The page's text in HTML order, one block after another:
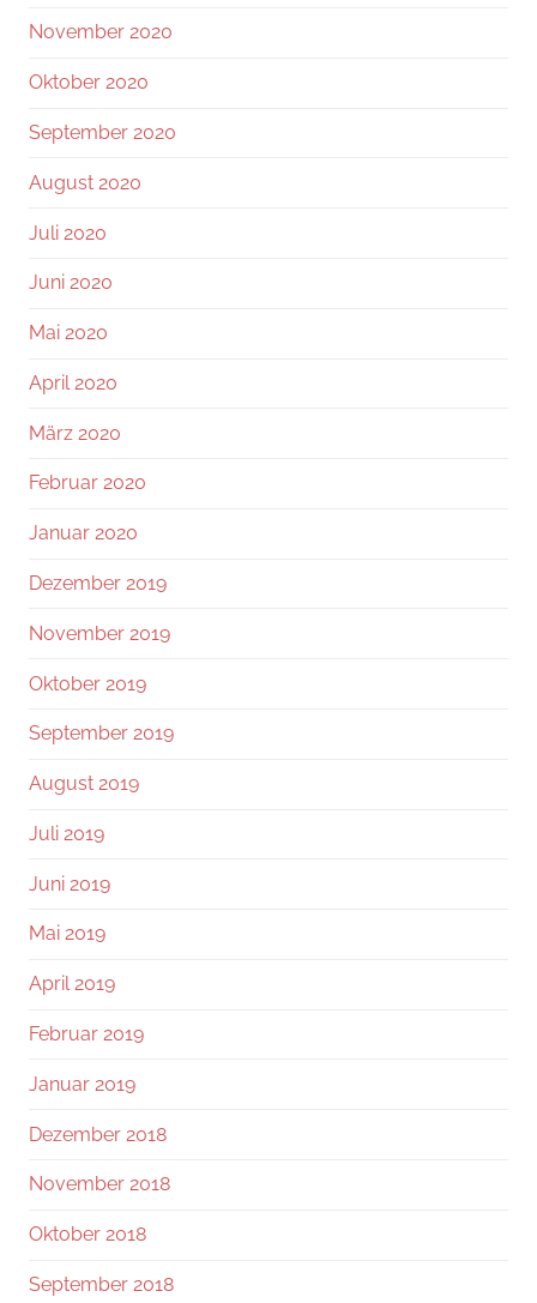
November 2020
Oktober 2020
September 2020
August 2020
Juli 2020
Juni 2020
Mai 2020
April 2020
März 2020
Februar 2020
Januar 2020
Dezember 2019
November 2019
Oktober 2019
September 2019
August 2019
Juli 2019
Juni 2019
Mai 2019
April 2019
Februar 2019
Januar 2019
Dezember 2018
November 2018
Oktober 2018
September 2018